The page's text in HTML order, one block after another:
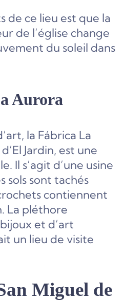
de ce lieu est que la
de l’église change
du soleil dans
Aurora
la Fábrica La
Jardin, est une
Il s’agit d’une usine
sols sont tachés
contiennent
La pléthore
et d’art
un lieu de visite
Miguel de